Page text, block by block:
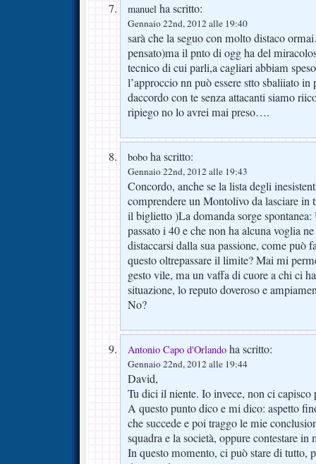
manuel ha scritto:
Gennaio 22nd, 2012 alle 19:40
sarà che la seguo con molto distaco
pensato)ma il pnto di ogg ha del
tecnico di cui parli,a cagliari abbiam
l’approccio nn può essere stto sbaliiato
daccordo con te senza attacanti siamo
ripiego no lo avrei mai preso….
bobo ha scritto:
Gennaio 22nd, 2012 alle 19:43
Concordo, anche se la lista degli
comprendere un Montolivo da lasciare in
il biglietto )La domanda sorge
passato i 40 e che non ha alcuna voglia
distaccarsi dalla sua passione, come può
questo oltrepassare il limite? Mai mi
gesto vile, ma un vaffa di cuore a chi ci
situazione, lo reputo doveroso e
No?
Antonio Capo d'Orlando ha scritto:
Gennaio 22nd, 2012 alle 19:44
David,
Tu dici il niente. Io invece, non ci capisco
A questo punto dico e mi dico: aspetto
che succede e poi traggo le mie
squadra e la società, oppure contestare
In questo momento, ci può stare di tutto,